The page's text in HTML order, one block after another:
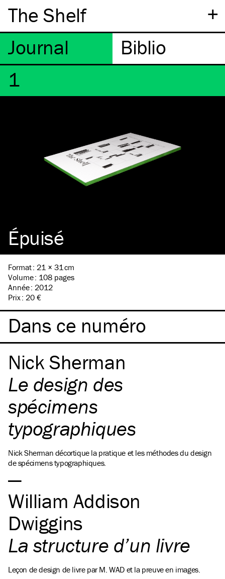
+
The Shelf
1
Épuisé
Format: 21 × 31 cm
Volume: 108 pages
Année: 2012
Prix: 20 €
Dans ce numéro
Nick Sherman
Le design des
spécimens
typographiques
Nick Sherman décortique la pratique et les méthodes du design
de spécimens typographiques.
William Addison
Dwiggins
La structure d’un livre
Leçon de design de livre par M. WAD et la preuve en images.